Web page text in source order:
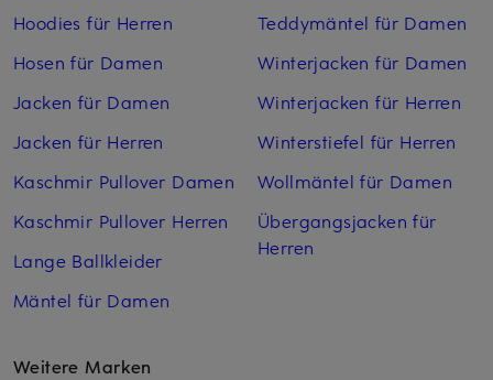
Hoodies für Herren
Hosen für Damen
Jacken für Damen
Jacken für Herren
Kaschmir Pullover Damen
Kaschmir Pullover Herren
Lange Ballkleider
Mäntel für Damen
Teddymäntel für Damen
Winterjacken für Damen
Winterjacken für Herren
Winterstiefel für Herren
Wollmäntel für Damen
Übergangsjacken für
Herren
Weitere Marken